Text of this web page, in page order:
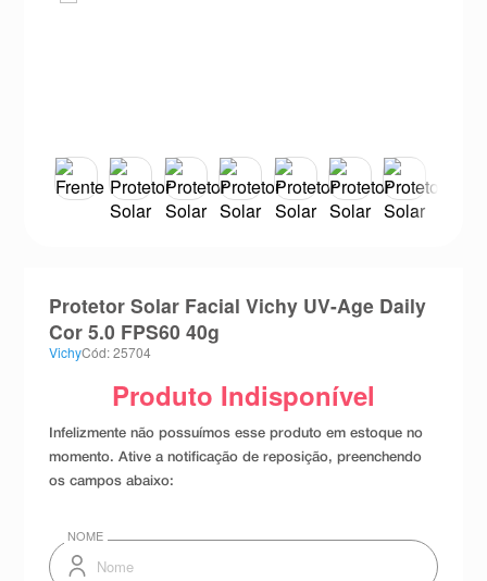
Protetor Solar Facial Vichy UV-Age Daily
Cor 5.0 FPS60 40g
VichyCód: 25704